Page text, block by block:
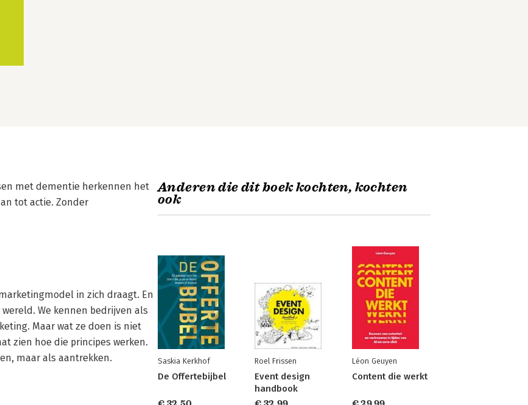
met dementie herkennen het
tot actie. Zonder
in zich draagt. En
We kennen bedrijven als
Maar wat ze doen is niet
zien hoe die principes werken.
maar als aantrekken.
Anderen die dit boek kochten, kochten
ook
Saskia Kerkhof
De Offertebijbel
Roel Frissen
Event design
handbook
Léon Geuyen
Content die werkt